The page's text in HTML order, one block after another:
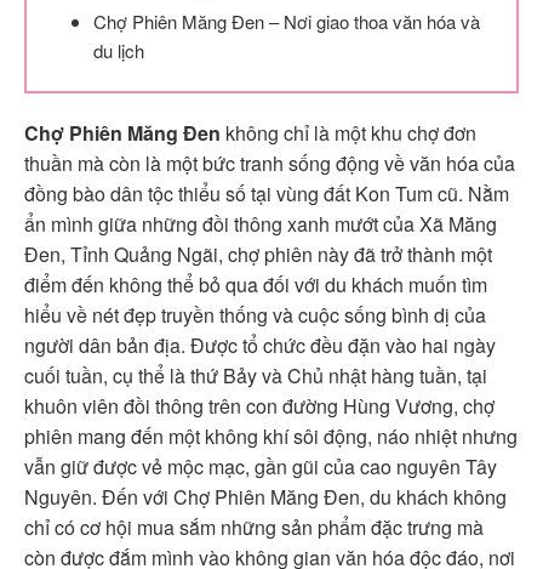
Chợ Phiên Măng Đen – Nơi giao thoa văn hóa và
du lịch
Chợ Phiên Măng Đen không chỉ là một khu chợ đơn
thuần mà còn là một bức tranh sống động về văn hóa của
đồng bào dân tộc thiểu số tại vùng đất Kon Tum cũ. Nằm
ẩn mình giữa những đồi thông xanh mướt của Xã Măng
Đen, Tỉnh Quảng Ngãi, chợ phiên này đã trở thành một
điểm đến không thể bỏ qua đối với du khách muốn tìm
hiểu về nét đẹp truyền thống và cuộc sống bình dị của
người dân bản địa. Được tổ chức đều đặn vào hai ngày
cuối tuần, cụ thể là thứ Bảy và Chủ nhật hàng tuần, tại
khuôn viên đồi thông trên con đường Hùng Vương, chợ
phiên mang đến một không khí sôi động, náo nhiệt nhưng
vẫn giữ được vẻ mộc mạc, gần gũi của cao nguyên Tây
Nguyên. Đến với Chợ Phiên Măng Đen, du khách không
chỉ có cơ hội mua sắm những sản phẩm đặc trưng mà
còn được đắm mình vào không gian văn hóa độc đáo, nơi